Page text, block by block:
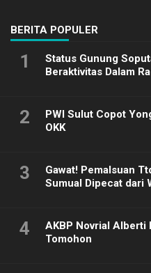
BERITA POPULER
1
Status Gunung
Beraktivitas Dalam
2
PWI Sulut Copot
OKK
3
Gawat! Pemalsuan
Sumual Dipecat dari
4
AKBP Novrial Alberti
Tomohon